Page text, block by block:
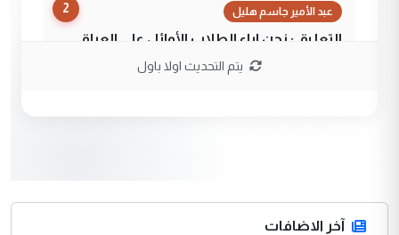
2 عبد الأمير جاسم هليل
التعليق : نحن اباء الطلاب الأوائل على العراق
نتشرف بلقاء السيد احمد الصافي في العتبات
التعليق : قرار مستعجل جدا ولامصلحة فيه
للوزاره ولا للمواطن القرار الصائب يكون بعد
يتم التحديث اولا باول
آخر الاضافات